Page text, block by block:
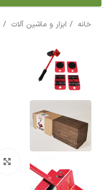
خانه ابزار و ماشین آلات